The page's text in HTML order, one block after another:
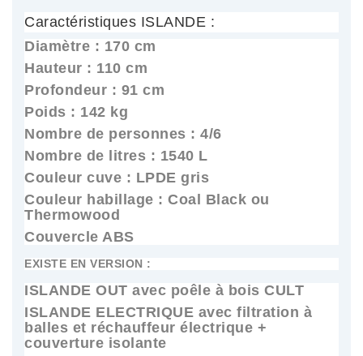
Caractéristiques ISLANDE :
Diamètre : 170 cm
Hauteur : 110 cm
Profondeur : 91 cm
Poids : 142 kg
Nombre de personnes : 4/6
Nombre de litres : 1540 L
Couleur cuve : LPDE gris
Couleur habillage : Coal Black ou
Thermowood
Couvercle ABS
EXISTE EN VERSION :
ISLANDE OUT avec poêle à bois CULT
ISLANDE ELECTRIQUE avec filtration à
balles et réchauffeur électrique +
couverture isolante